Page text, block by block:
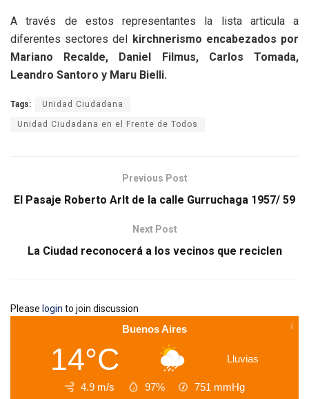
A través de estos representantes la lista articula a
diferentes sectores del
kirchnerismo encabezados por
Mariano Recalde, Daniel Filmus, Carlos Tomada,
Leandro Santoro y Maru Bielli.
Tags: Unidad Ciudadana
Unidad Ciudadana en el Frente de Todos
Previous Post
El Pasaje Roberto Arlt de la calle Gurruchaga 1957/ 59
Next Post
La Ciudad reconocerá a los vecinos que reciclen
Please login to join discussion
Buenos Aires
14°C Lluvias
4.9 m/s 97% 751 mmHg